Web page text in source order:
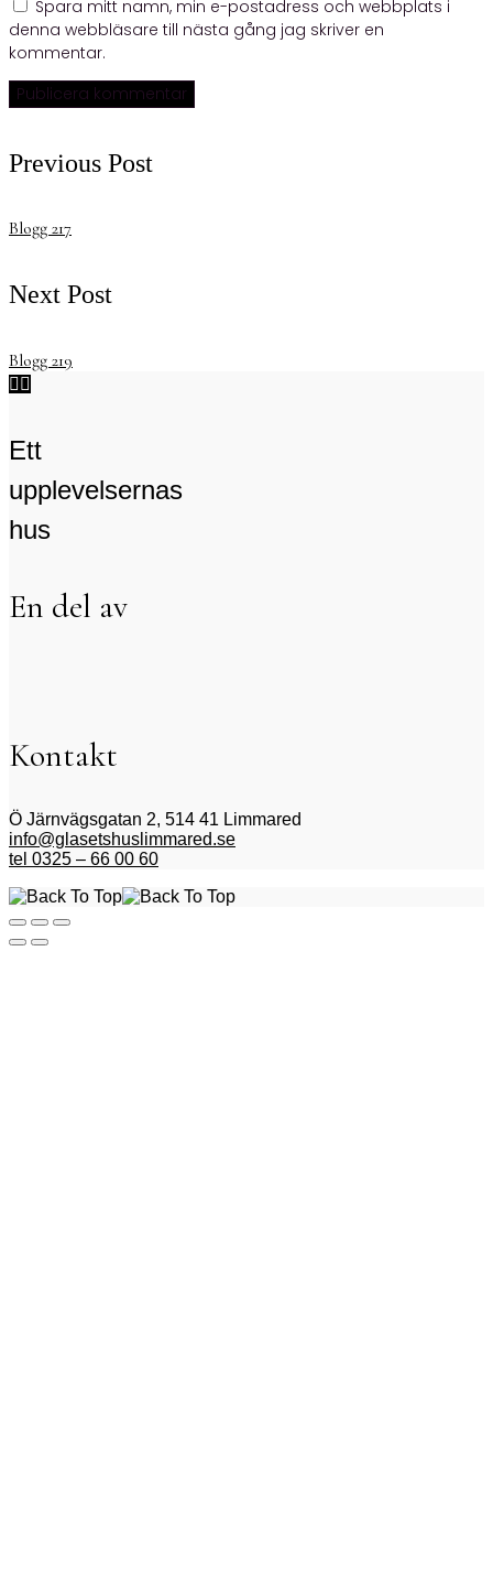
Spara mitt namn, min e-postadress och webbplats i
denna webbläsare till nästa gång jag skriver en
kommentar.
Previous Post
Blogg 217
Next Post
Blogg 219
 
Ett
upplevelsernas
hus
En del av
Kontakt
Ö Järnvägsgatan 2, 514 41 Limmared
info@glasetshuslimmared.se
tel 0325 – 66 00 60